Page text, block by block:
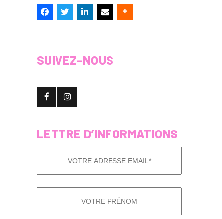
SUIVEZ-NOUS
LETTRE D’INFORMATIONS